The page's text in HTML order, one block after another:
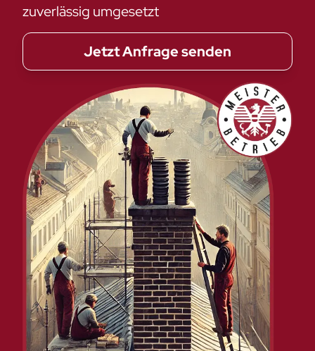
zuverlässig umgesetzt
Jetzt Anfrage senden